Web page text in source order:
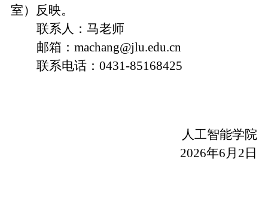
室）反映。
联系人：马老师
邮箱：machang@jlu.edu.cn
联系电话：0431-85168425
人工智能学院
2026年6月2日